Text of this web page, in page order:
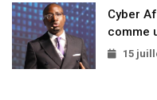
Cyber
comme
15